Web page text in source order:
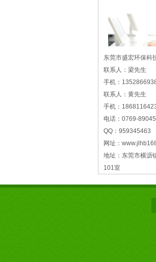
东莞市盛宏环保科
联系人：梁先生
手机：
联系人：黄先生
手机：
电话：0769-
QQ：959345463
网址：
地址：东莞市横沥
101室